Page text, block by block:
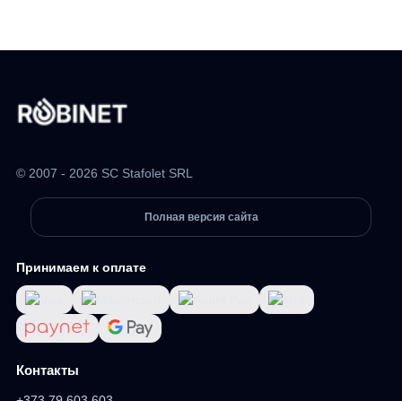
© 2007 - 2026 SC Stafolet SRL
Полная версия сайта
Принимаем к оплате
Контакты